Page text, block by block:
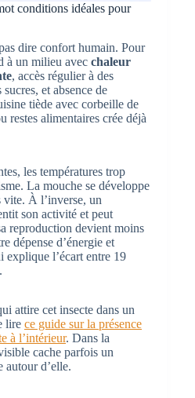
conditions idéales pour
dire confort humain. Pour
à un milieu avec chaleur
, accès régulier à des
et absence de
tiède avec corbeille de
restes alimentaires crée déjà
les températures trop
La mouche se développe
vite. À l’inverse, un
son activité et peut
reproduction devient moins
dépense d’énergie et
explique l’écart entre 19
attire cet insecte dans un
lire ce guide sur la présence
à l’intérieur. Dans la
cache parfois un
autour d’elle.